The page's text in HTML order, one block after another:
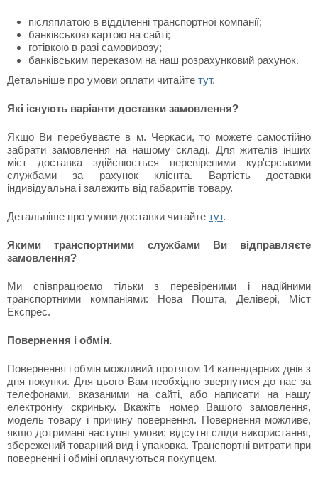
післяплатою в відділенні транспортної компанії;
банківською картою на сайті;
готівкою в разі самовивозу;
банківським переказом на наш розрахунковий рахунок.
Детальніше про умови оплати читайте тут.
Які існують варіанти доставки замовлення?
Якщо Ви перебуваєте в м. Черкаси, то можете самостійно
забрати замовлення на нашому складі. Для жителів інших
міст доставка здійснюється перевіреними кур'єрськими
службами за рахунок клієнта. Вартість доставки
індивідуальна і залежить від габаритів товару.
Детальніше про умови доставки читайте тут.
Якими транспортними службами Ви відправляєте
замовлення?
Ми співпрацюємо тільки з перевіреними і надійними
транспортними компаніями: Нова Пошта, Делівері, Міст
Експрес.
Повернення і обмін.
Повернення і обмін можливий протягом 14 календарних днів з
дня покупки. Для цього Вам необхідно звернутися до нас за
телефонами, вказаними на сайті, або написати на нашу
електронну скриньку. Вкажіть номер Вашого замовлення,
модель товару і причину повернення. Повернення можливе,
якщо дотримані наступні умови: відсутні сліди використання,
збережений товарний вид і упаковка. Транспортні витрати при
поверненні і обміні оплачуються покупцем.